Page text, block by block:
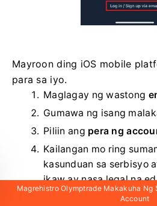
Mayroon ding iOS mobile
para sa iyo.
Maglagay ng wastong
Gumawa ng isang
Piliin ang pera ng
Kailangan mo ring
kasunduan sa serbisyo
ikaw ay nasa legal na
I-click ang buton na
Magrehistro Olymptrade Makakuha Ng
Account